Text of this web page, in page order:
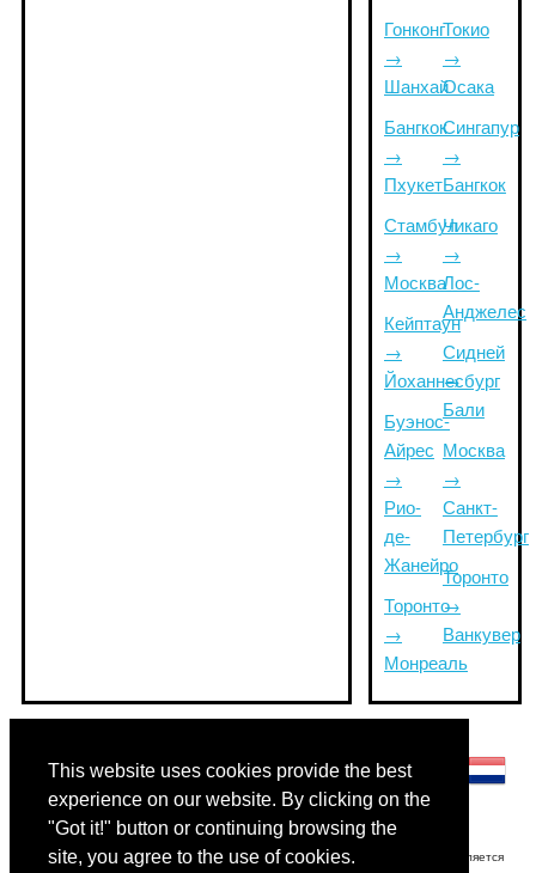
This website uses cookies provide the best
experience on our website. By clicking on the
"Got it!" button or continuing browsing the
site, you agree to the use of cookies.
Гонконг
→
Шанхай
Бангкок
→
Пхукет
Стамбул
→
Москва
Кейптаун
→
Йоханнесбург
Буэнос-
Айрес
→
Рио-
де-
Жанейро
Торонто
→
Монреаль
Токио
→
Осака
Сингапур
→
Бангкок
Чикаго
→
Лос-
Анджелес
Сидней
→
Бали
Москва
→
Санкт-
Петербург
Торонто
→
Ванкувер
Отказ от ответственности: Информация, отображаемая на этом сайте, является